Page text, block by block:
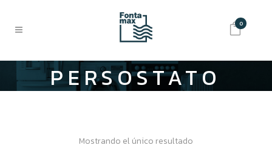
0
PERSOSTATO
Mostrando el único resultado